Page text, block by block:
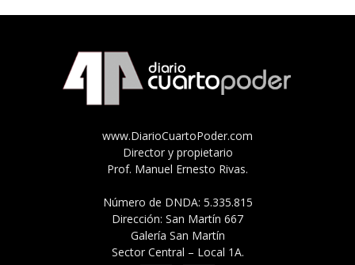
www.DiarioCuartoPoder.com
Director y propietario
Prof. Manuel Ernesto Rivas.
Número de DNDA: 5.335.815
Dirección: San Martín 667
Galería San Martín
Sector Central – Local 1A.